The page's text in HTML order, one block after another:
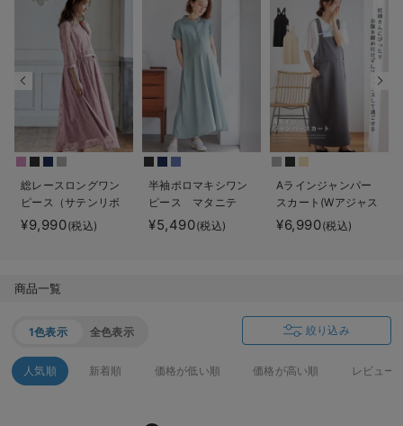
デロンギ
入院準備の持ち物チェック
総レースロングワン
ピース（サテンリボ
ンベルト付） マタ
ニティ・授乳服【出
¥9,990(税込)
半袖ポロマキシワン
ピース マタニテ
ィ・授乳服【出産後
も長く使える】
¥5,490(税込)
Aラインジャンパー
スカート(Wアジャス
ター付) マタニテ
ィ・授乳服【出産後
¥6,990(税込)
商品一覧
1色表示 全色表示 絞り込み
人気順 新着順 価格が低い順 価格が高い順 レビュー